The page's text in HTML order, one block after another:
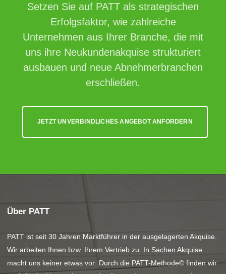
Setzen Sie auf PATT als strategischen
Erfolgsfaktor, wie zahlreiche
Unternehmen aus Ihrer Branche, die mit
uns ihre Neukundenakquise strukturiert
ausbauen und neue Abnehmerbranchen
erschließen.
JETZT UNVERBINDLICHES ANGEBOT ANFORDERN
Über PATT
PATT ist seit 30 Jahren Marktführer in der ausgelagerten Akquise.
Wir arbeiten Ihnen bzw. Ihrem Vertrieb zu. In Sachen Akquise
macht uns keiner etwas vor: Durch die PATT-Methode© finden wir